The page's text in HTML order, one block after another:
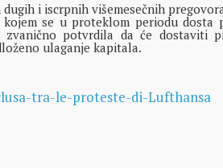
i iscrpnih višemesečnih
se u proteklom periodu dosta
zvanično potvrdila da će dostaviti
ulaganje kapitala.